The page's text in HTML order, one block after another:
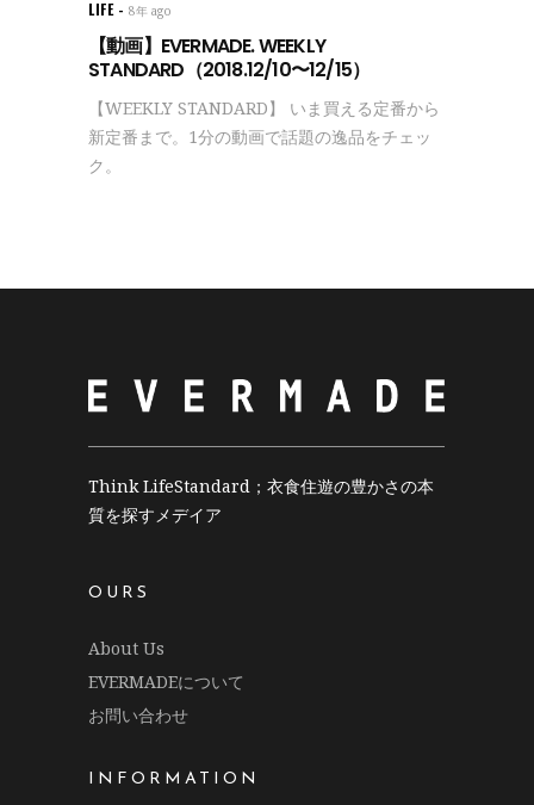
LIFE 8年 ago
【動画】EVERMADE. WEEKLY
STANDARD（2018.12/10〜12/15）
【WEEKLY STANDARD】 いま買える定番から
新定番まで。1分の動画で話題の逸品をチェッ
ク。
Think LifeStandard；衣食住遊の豊かさの本
質を探すメデイア
OURS
About Us
EVERMADEについて
お問い合わせ
INFORMATION